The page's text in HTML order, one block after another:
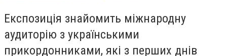
Експозиція знайомить міжнародну
аудиторію з українськими
прикордонниками, які з перших днів